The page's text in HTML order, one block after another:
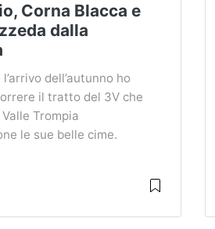
Corna Blacca e
dalla
dell’autunno ho
il tratto del 3V che
Trompia
le sue belle cime.